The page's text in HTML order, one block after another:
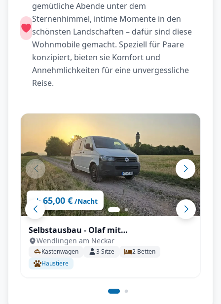
gemütliche Abende unter dem
Sternenhimmel, intime Momente in den
schönsten Landschaften – dafür sind diese
Wohnmobile gemacht. Speziell für Paare
konzipiert, bieten sie Komfort und
Annehmlichkeiten für eine unvergessliche
Reise.
ab 65,00 € /Nacht
Selbstausbau - Olaf mit
Anhängerkupplung, Fahrradträger,
Rückfahrkamera uvm.
Wendlingen am Neckar
Kastenwagen 3Sitze 2 Betten
Haustiere